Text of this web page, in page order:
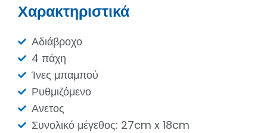
Χαρακτηριστικά
Αδιάβροχο
4 πάχη
Ίνες μπαμπού
Ρυθμιζόμενο
Ανετος
Συνολικό μέγεθος: 27cm x 18cm